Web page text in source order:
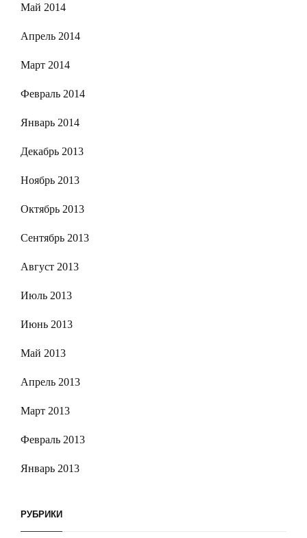
Май 2014
Апрель 2014
Март 2014
Февраль 2014
Январь 2014
Декабрь 2013
Ноябрь 2013
Октябрь 2013
Сентябрь 2013
Август 2013
Июль 2013
Июнь 2013
Май 2013
Апрель 2013
Март 2013
Февраль 2013
Январь 2013
РУБРИКИ